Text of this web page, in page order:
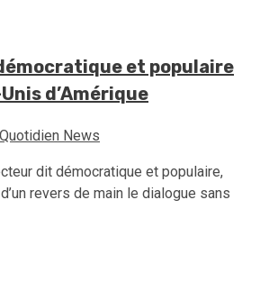
et populaire
d’Amérique
News
dit démocratique et populaire,
revers de main le dialogue sans